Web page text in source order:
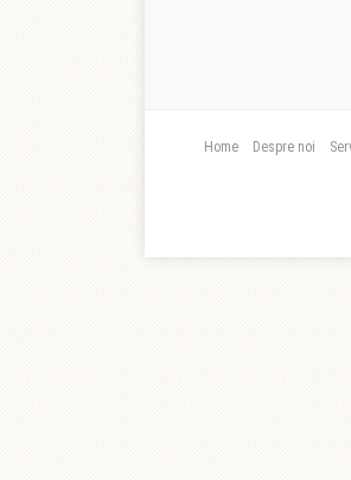
Home Despre noi